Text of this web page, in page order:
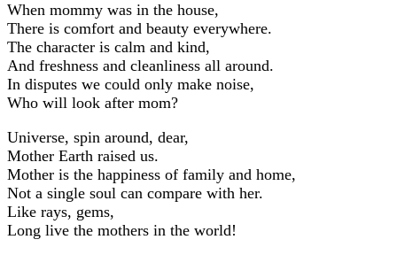
When mommy was in the house,
There is comfort and beauty everywhere.
The character is calm and kind,
And freshness and cleanliness all around.
In disputes we could only make noise,
Who will look after mom?
Universe, spin around, dear,
Mother Earth raised us.
Mother is the happiness of family and home,
Not a single soul can compare with her.
Like rays, gems,
Long live the mothers in the world!